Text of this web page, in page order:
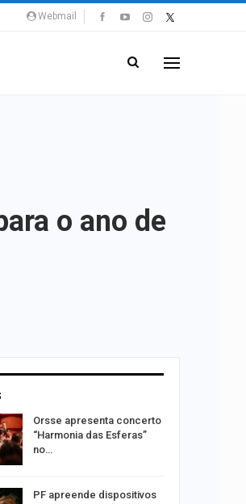
Webmail
o ano de
Orsse apresenta concerto
“Harmonia das Esferas”
no…
PF apreende dispositivos